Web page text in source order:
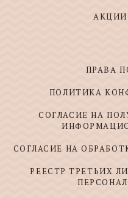
ПРАВА
ПОЛИТИКА
СОГЛАСИЕ НА
СОГЛАСИЕ НА
РЕЕСТР ТРЕТЬИХ